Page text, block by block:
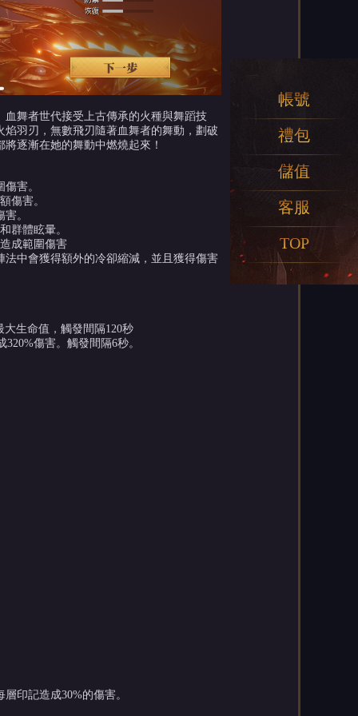
舞者世代接受上古傳承的火種與舞蹈技
羽刃，無數飛刃隨著血舞者的舞動，劃破
逐漸在她的舞動中燃燒起來！
害。
傷害。
。
群體眩暈。
成範圍傷害
中會獲得額外的冷卻縮減，並且獲得傷害
大生命值，觸發間隔120秒
傷害。觸發間隔6秒。
印記造成30%的傷害。
帳號
禮包
儲值
客服
TOP